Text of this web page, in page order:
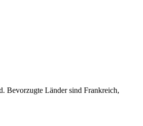
Bevorzugte Länder sind Frankreich,